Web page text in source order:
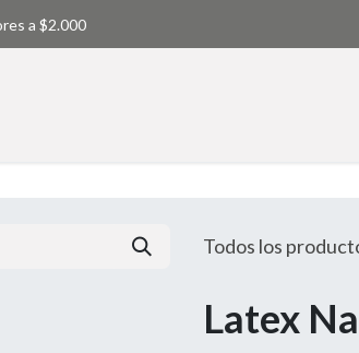
a $2.000
Todos los
Latex